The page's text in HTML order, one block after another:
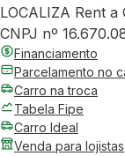
LOCALIZA Rent a
CNPJ nº
Financiamento
Parcelamento no
Carro na troca
Tabela Fipe
Carro Ideal
Venda para lojistas